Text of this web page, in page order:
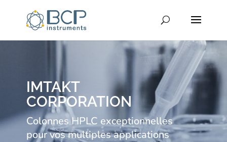
IMTAKT
CORPORATION
Colonnes HPLC exceptionnelles
pour vos multiples applications